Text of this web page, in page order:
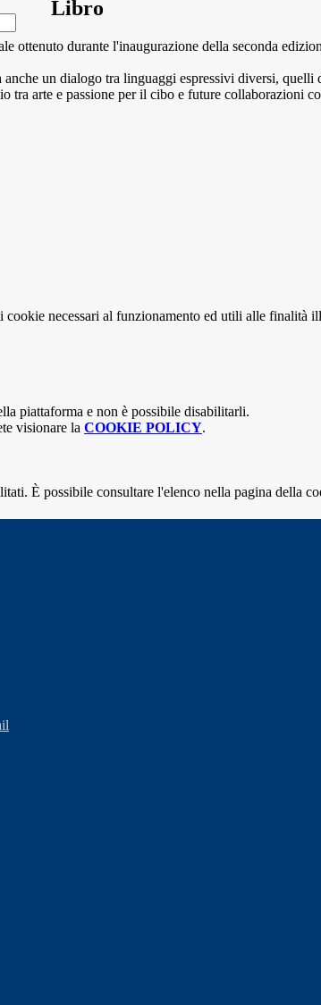
Libro
ottenuto durante l'inaugurazione della seconda
un dialogo tra linguaggi espressivi diversi,
tra arte e passione per il cibo e future
necessari al funzionamento ed utili alle finalità
piattaforma e non è possibile disabilitarli.
visionare la COOKIE POLICY.
È possibile consultare l'elenco nella pagina della